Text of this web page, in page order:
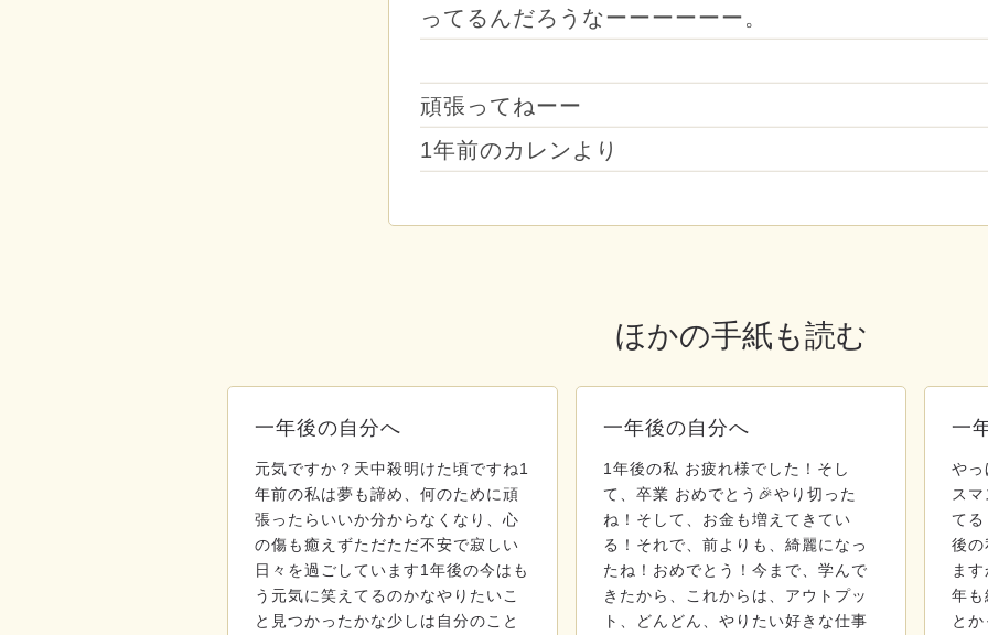
ってるんだろうなーーーーーー。
頑張ってねーー
1年前のカレンより
ほかの手紙も読む
一年後の自分へ
元気ですか？天中殺明けた頃ですね1
年前の私は夢も諦め、何のために頑
張ったらいいか分からなくなり、心
の傷も癒えずただただ不安で寂しい
日々を過ごしています1年後の今はも
う元気に笑えてるのかなやりたいこ
と見つかったかな少しは自分のこと
一年後の自分へ
1年後の私 お疲れ様でした！そし
て、卒業 おめでとう🎉やり切った
ね！そして、お金も増えてきてい
る！それで、前よりも、綺麗になっ
たね！おめでとう！今まで、学んで
きたから、これからは、アウトプッ
ト、どんどん、やりたい好きな仕事
一
や
ス
て
後の
ま
年
と